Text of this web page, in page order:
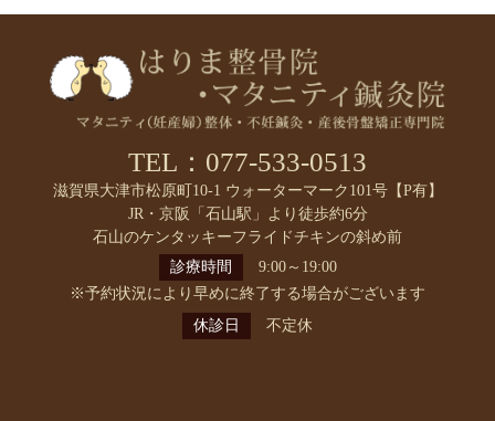
TEL：077-533-0513
滋賀県大津市松原町10-1 ウォーターマーク101号【P有】
JR・京阪「石山駅」より徒歩約6分
石山のケンタッキーフライドチキンの斜め前
診療時間
9:00～19:00
※予約状況により早めに終了する場合がございます
休診日
不定休